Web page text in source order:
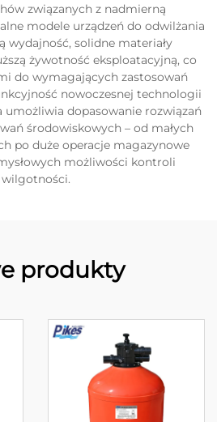
związanych z nadmierną
modele urządzeń do odwilżania
wydajność, solidne materiały
żywotność eksploatacyjną, co
do wymagających zastosowań
nowoczesnej technologii
umożliwia dopasowanie rozwiązań
środowiskowych – od małych
po duże operacje magazynowe
możliwości kontroli
wilgotności.
produkty